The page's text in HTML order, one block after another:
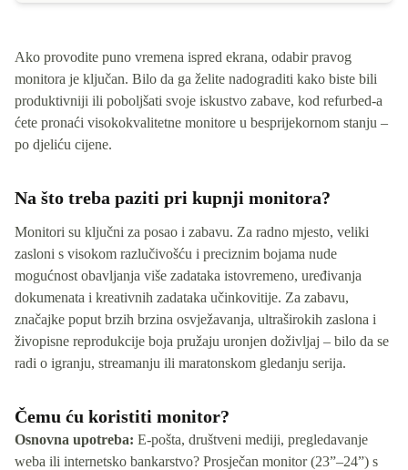
Ako provodite puno vremena ispred ekrana, odabir pravog
monitora je ključan. Bilo da ga želite nadograditi kako biste bili
produktivniji ili poboljšati svoje iskustvo zabave, kod refurbed-a
ćete pronaći visokokvalitetne monitore u besprijekornom stanju –
po djeliću cijene.
Na što treba paziti pri kupnji monitora?
Monitori su ključni za posao i zabavu. Za radno mjesto, veliki
zasloni s visokom razlučivošću i preciznim bojama nude
mogućnost obavljanja više zadataka istovremeno, uređivanja
dokumenata i kreativnih zadataka učinkovitije. Za zabavu,
značajke poput brzih brzina osvježavanja, ultraširokih zaslona i
živopisne reprodukcije boja pružaju uronjen doživljaj – bilo da se
radi o igranju, streamanju ili maratonskom gledanju serija.
Čemu ću koristiti monitor?
Osnovna upotreba: E-pošta, društveni mediji, pregledavanje
weba ili internetsko bankarstvo? Prosječan monitor (23”–24”) s